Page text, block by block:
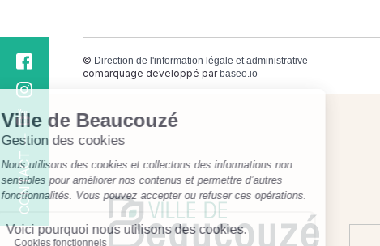
CONTACT
© Direction de l'information légale et administrative
comarquage developpé par baseo.io